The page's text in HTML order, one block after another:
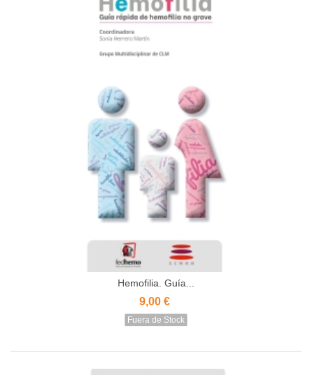
Hemofilia. Guía...
9,00 €
Fuera de Stock